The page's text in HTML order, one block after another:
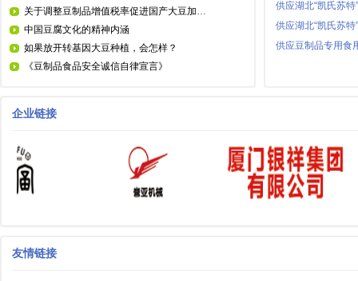
关于调整豆制品增值税率促进国产大豆加工产业活力的建议
中国豆腐文化的精神内涵
如果放开转基因大豆种植，会怎样？
《豆制品食品安全诚信自律宣言》
供应豆制品专用食
企业链接
友情链接